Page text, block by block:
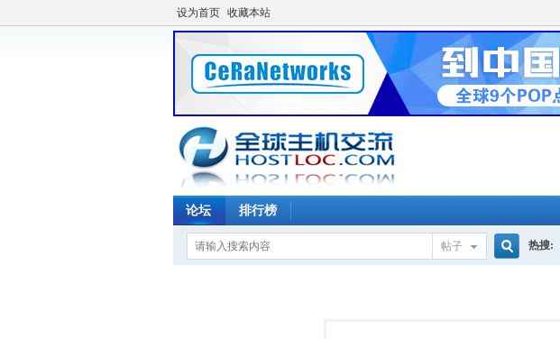
设为首页 收藏本站
论坛 排行榜
帖子 热搜: